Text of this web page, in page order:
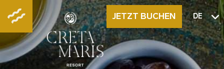
JETZT BUCHEN DE